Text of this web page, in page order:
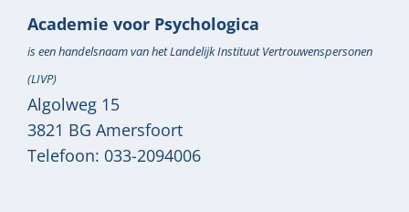
Academie voor Psychologica
is een handelsnaam van het Landelijk Instituut Vertrouwenspersonen
(LIVP)
Algolweg 15
3821 BG Amersfoort
Telefoon: 033-2094006